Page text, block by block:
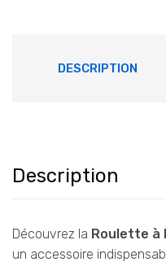
DESCRIPTION
Description
Découvrez la Roulette à
un accessoire